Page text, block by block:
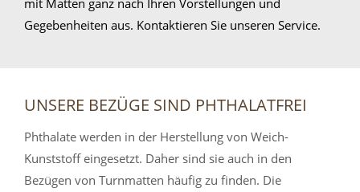
Gegebenheiten aus. Kontaktieren Sie unseren Service.
UNSERE BEZÜGE SIND PHTHALATFREI
Phthalate werden in der Herstellung von Weich-
Kunststoff eingesetzt. Daher sind sie auch in den
Bezügen von Turnmatten häufig zu finden. Die